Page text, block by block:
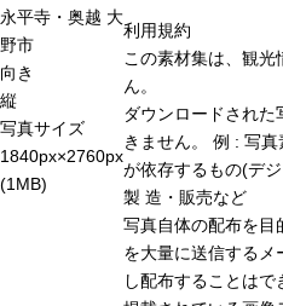
永平寺・奥越 大
野市
向き
縦
写真サイズ
1840px×2760px
(1MB)
利用規約
この素材集は、観
ん。
ダウンロードされ
きません。 例 : 写
が依存するもの(デ
製 造・販売など
写真自体の配布を目
を大量に送信する
し配布することはで